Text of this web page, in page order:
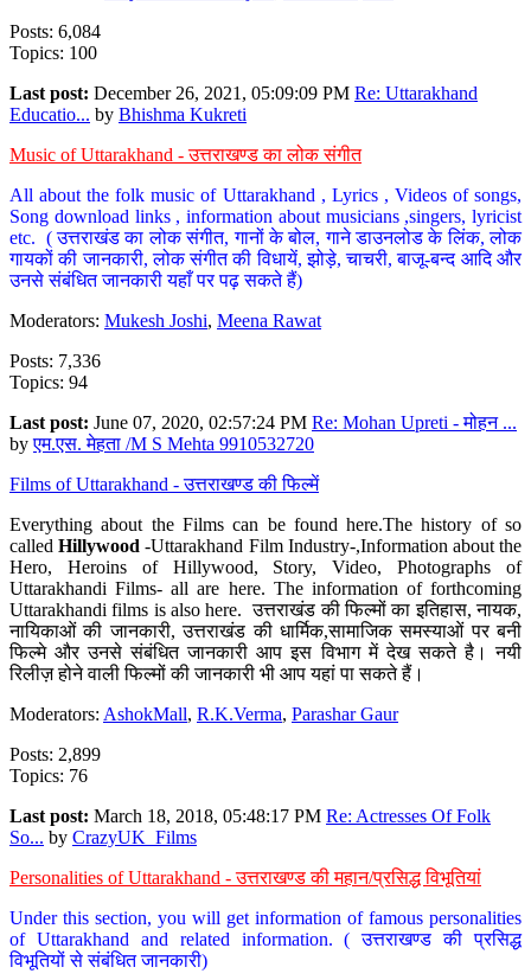
Posts: 6,084
Topics: 100
Last post: December 26, 2021, 05:09:09 PM Re: Uttarakhand
Educatio... by Bhishma Kukreti
Music of Uttarakhand - उत्तराखण्ड का लोक संगीत
All about the folk music of Uttarakhand , Lyrics , Videos of songs,
Song download links , information about musicians ,singers, lyricist
etc. ( उत्तराखंड का लोक संगीत, गानों के बोल, गाने डाउनलोड के लिंक, लोक
गायकों की जानकारी, लोक संगीत की विधायें, झोड़े, चाचरी, बाजू-बन्द आदि और
उनसे संबंधित जानकारी यहाँ पर पढ़ सकते हैं)
Moderators: Mukesh Joshi, Meena Rawat
Posts: 7,336
Topics: 94
Last post: June 07, 2020, 02:57:24 PM Re: Mohan Upreti - मोहन ...
byएम.एस. मेहता /M S Mehta 9910532720
Films of Uttarakhand - उत्तराखण्ड की फिल्में
Everything about the Films can be found here.The history of so
calledHillywood-Uttarakhand Film Industry-,Information about the
Hero, Heroins of Hillywood, Story, Video, Photographs of
Uttarakhandi Films- all are here. The information of forthcoming
Uttarakhandi films is also here. उत्तराखंड की फिल्मों का इतिहास, नायक,
नायिकाओं की जानकारी, उत्तराखंड की धार्मिक,सामाजिक समस्याओं पर बनी
फिल्मे और उनसे संबंधित जानकारी आप इस विभाग में देख सकते है। नयी
रिलीज़ होने वाली फिल्मों की जानकारी भी आप यहां पा सकते हैं।
Moderators: AshokMall, R.K.Verma, Parashar Gaur
Posts: 2,899
Topics: 76
Last post: March 18, 2018, 05:48:17 PM Re: Actresses Of Folk
So... by CrazyUK_Films
Personalities of Uttarakhand - उत्तराखण्ड की महान/प्रसिद्ध विभूतियां
Under this section, you will get information of famous personalities
of Uttarakhand and related information. ( उत्तराखण्ड की प्रसिद्ध
विभूतियों से संबंधित जानकारी)